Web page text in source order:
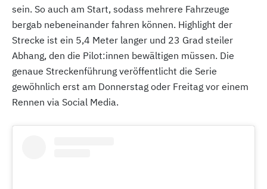
sein. So auch am Start, sodass mehrere Fahrzeuge
bergab nebeneinander fahren können. Highlight der
Strecke ist ein 5,4 Meter langer und 23 Grad steiler
Abhang, den die Pilot:innen bewältigen müssen. Die
genaue Streckenführung veröffentlicht die Serie
gewöhnlich erst am Donnerstag oder Freitag vor einem
Rennen via Social Media.